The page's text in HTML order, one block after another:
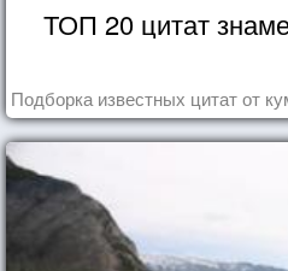
ТОП 20 цитат
Подборка известных цитат от